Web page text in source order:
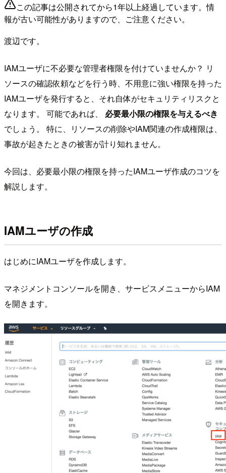
この記事は公開されてから1年以上経過しています。情
報が古い可能性がありますので、ご注意ください。
渡辺です。
IAMユーザに不必要な管理者権限を付けていませんか？ リ
ソースの確認依頼などを行う時、不用意に強い権限を持った
IAMユーザを発行すると、それ自体がセキュリティリスクと
なります。 可能であれば、 必要最小限の権限を与えるべき
でしょう。 特に、リソースの削除やIAM関連の作成権限は、
事故が起きたときの被害が計り知れません。
今回は、必要最小限の権限を持ったIAMユーザ作成のコツを
解説します。
IAMユーザの作成
はじめにIAMユーザを作成します。
マネジメントコンソールを開き、サービスメニューからIAM
を開きます。